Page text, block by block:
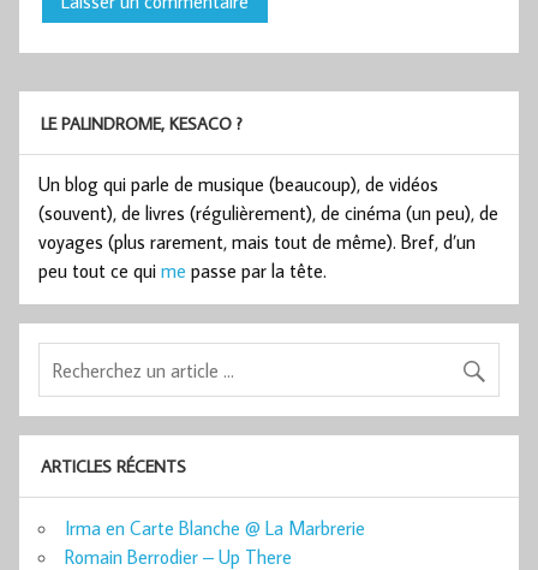
LE PALINDROME, KESACO ?
Un blog qui parle de musique (beaucoup), de vidéos
(souvent), de livres (régulièrement), de cinéma (un peu), de
voyages (plus rarement, mais tout de même). Bref, d’un
peu tout ce qui me passe par la tête.
ARTICLES RÉCENTS
Irma en Carte Blanche @ La Marbrerie
Romain Berrodier – Up There